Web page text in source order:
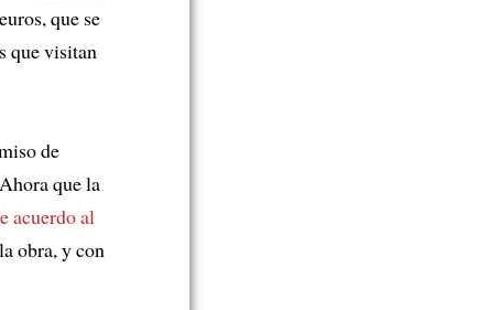
que se
que visitan
de
que la
acuerdo al
obra, y con